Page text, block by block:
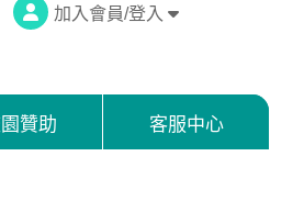
加入會員/登入
贊助 客服中心